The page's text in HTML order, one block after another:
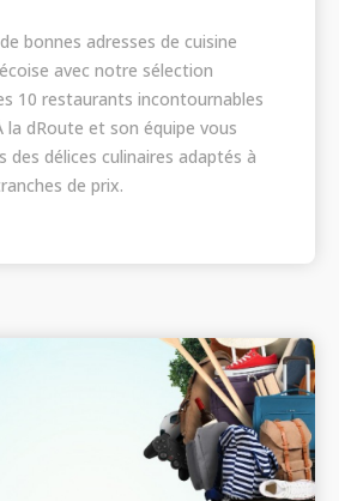
bonnes adresses de cuisine
avec notre sélection
10 restaurants incontournables
la dRoute et son équipe vous
des délices culinaires adaptés à
de prix.